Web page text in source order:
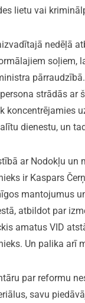
lietu vai
nedēļā
soļiem,
strādās ar
koncentrējamies
dienestu, un
ar Nodokļu un
ir Kaspars
mantojumus
atbildot par
amatus VID
Un palika arī
par reformu
savu